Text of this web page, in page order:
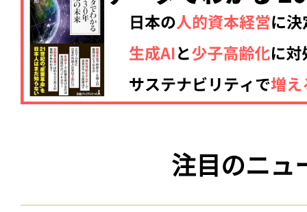
注目のニュ